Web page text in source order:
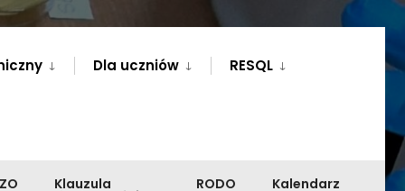
Dla uczniów RESQL
Klauzula RODO Kalendarz